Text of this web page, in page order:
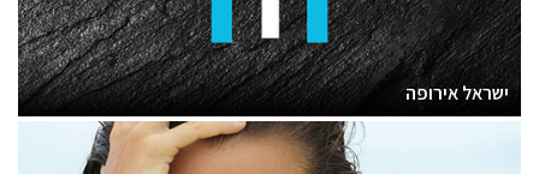
ישראל אירופה